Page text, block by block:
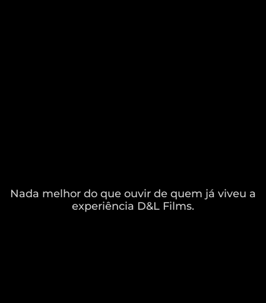
Nada melhor do que ouvir de quem já viveu a
experiência D&L Films.